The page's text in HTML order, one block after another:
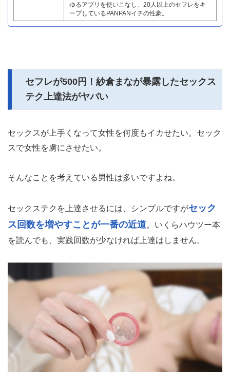
ゆるアプリを使いこなし、20人以上のセフレをキ
ープしているPANPANイチの性豪。
セフレが500円！紗倉まなが暴露したセックス
テク上達法がヤバい
セックスが上手くなって女性を何度もイカせたい。セック
スで女性を虜にさせたい。
そんなことを考えている男性は多いですよね。
セックステクを上達させるには、シンプルですがセック
ス回数を増やすことが一番の近道。いくらハウツー本
を読んでも、実践回数が少なければ上達はしません。